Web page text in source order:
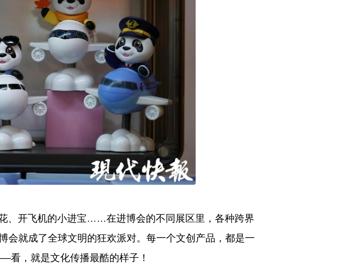
、开飞机的小进宝……在进博会的不同展区里，各种跨界
会就成了全球文明的狂欢派对。每一个文创产品，都是一
，就是文化传播最酷的样子！